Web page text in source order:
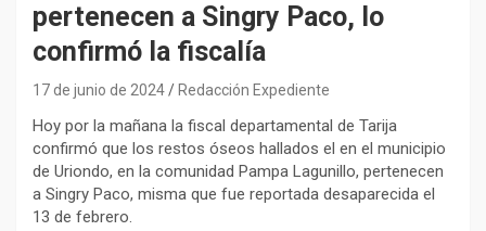
pertenecen a Singry Paco, lo
confirmó la fiscalía
17 de junio de 2024 Redacción Expediente
Hoy por la mañana la fiscal departamental de Tarija
confirmó que los restos óseos hallados el en el municipio
de Uriondo, en la comunidad Pampa Lagunillo, pertenecen
a Singry Paco, misma que fue reportada desaparecida el
13 de febrero.